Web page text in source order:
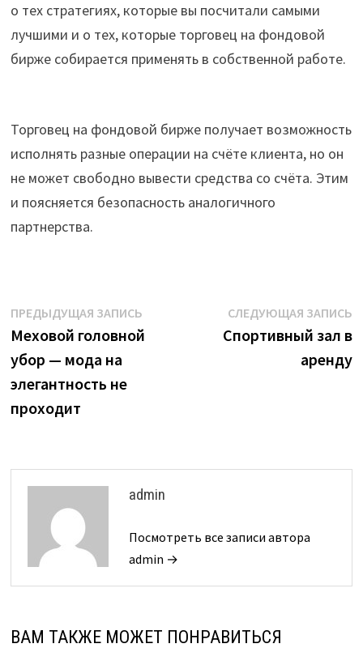
о тех стратегиях, которые вы посчитали самыми
лучшими и о тех, которые торговец на фондовой
бирже собирается применять в собственной работе.
Торговец на фондовой бирже получает возможность
исполнять разные операции на счёте клиента, но он
не может свободно вывести средства со счёта. Этим
и поясняется безопасность аналогичного
партнерства.
Навигация
по
записям
ПРЕДЫДУЩАЯ ЗАПИСЬПредыдущая
запись:
Меховой головной
убор — мода на
элегантность не
проходит
СЛЕДУЮЩАЯ ЗАПИСЬ
Спортивный зал в
аренду
admin
Посмотреть все записи автора
admin →
ВАМ ТАКЖЕ МОЖЕТ ПОНРАВИТЬСЯ